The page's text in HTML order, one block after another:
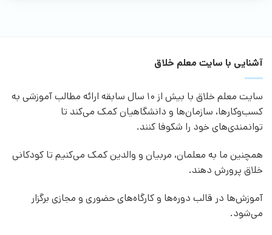
آشنایی با سایت معلم خلاق
سایت معلم خلاق با بیش از 10 سال سابقه ارائه مطالب آموزشی به
کسب‌وکارها، سازمان‌ها و دانشگاهیان کمک می‌کند تا
توانمندی‌های خود را شکوفا کنند.
همچنین ما به معلمان، مربیان و والدین کمک می‌کنیم تا کودکانی
خلاق پرورش دهند.
آموزش‌ها در قالب دوره‌ها و کارگاه‌های حضوری و مجازی برگزار
می‌شود.